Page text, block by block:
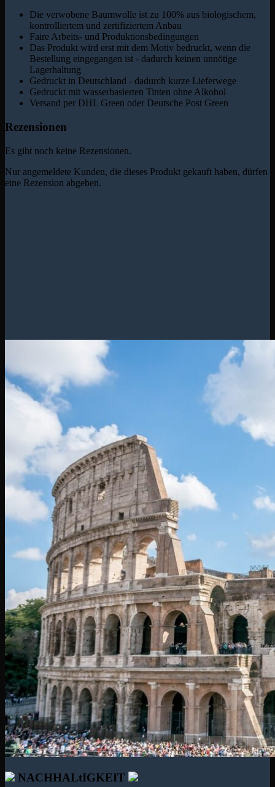
Die verwobene Baumwolle ist zu 100% aus biologischem,
kontrolliertem und zertifiziertem Anbau
Faire Arbeits- und Produktionsbedingungen
Das Produkt wird erst mit dem Motiv bedruckt, wenn die
Bestellung eingegangen ist - dadurch keinen unnötige
Lagerhaltung
Gedruckt in Deutschland - dadurch kurze Lieferwege
Gedruckt mit wasserbasierten Tinten ohne Alkohol
Versand per DHL Green oder Deutsche Post Green
Rezensionen
Es gibt noch keine Rezensionen.
Nur angemeldete Kunden, die dieses Produkt gekauft haben, dürfen
eine Rezension abgeben.
NACHHALtIGKEIT